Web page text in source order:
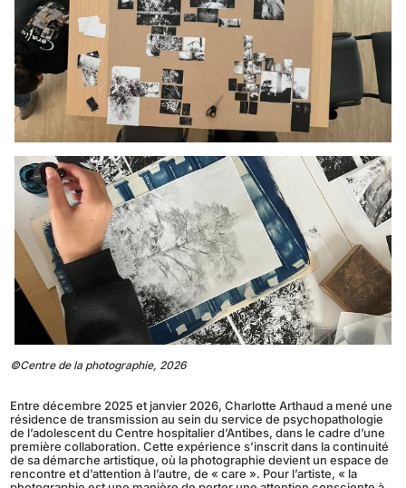
©Centre de la photographie, 2026
Entre décembre 2025 et janvier 2026, Charlotte Arthaud a mené une
résidence de transmission au sein du service de psychopathologie
de l’adolescent du Centre hospitalier d’Antibes, dans le cadre d’une
première collaboration. Cette expérience s’inscrit dans la continuité
de sa démarche artistique, où la photographie devient un espace de
rencontre et d’attention à l’autre, de « care ». Pour l’artiste, « la